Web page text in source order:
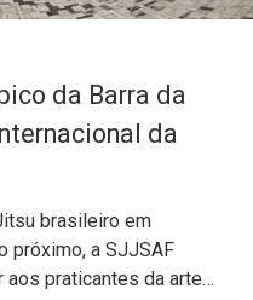
da Barra da
da
brasileiro em
próximo, a SJJSAF
aos praticantes da arte…